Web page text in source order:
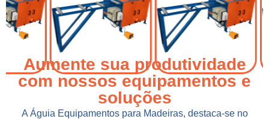
Aumente sua produtividade
com nossos equipamentos e
soluções
A Águia Equipamentos para Madeiras, destaca-se no